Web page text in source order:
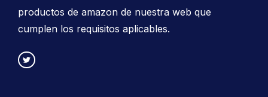
productos de amazon de nuestra web que
cumplen los requisitos aplicables.